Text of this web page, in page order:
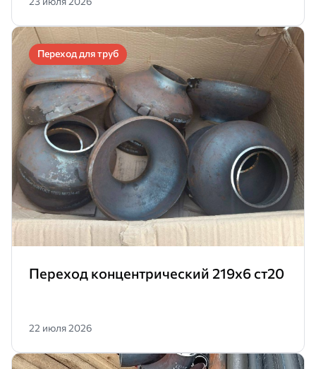
Переход для труб
Переход концентрический 219х6 ст20
22 июля 2026